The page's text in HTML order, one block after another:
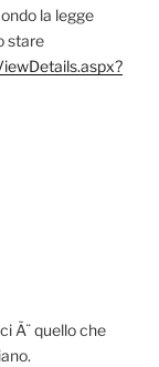
la legge
stare
Ã¨ quello che